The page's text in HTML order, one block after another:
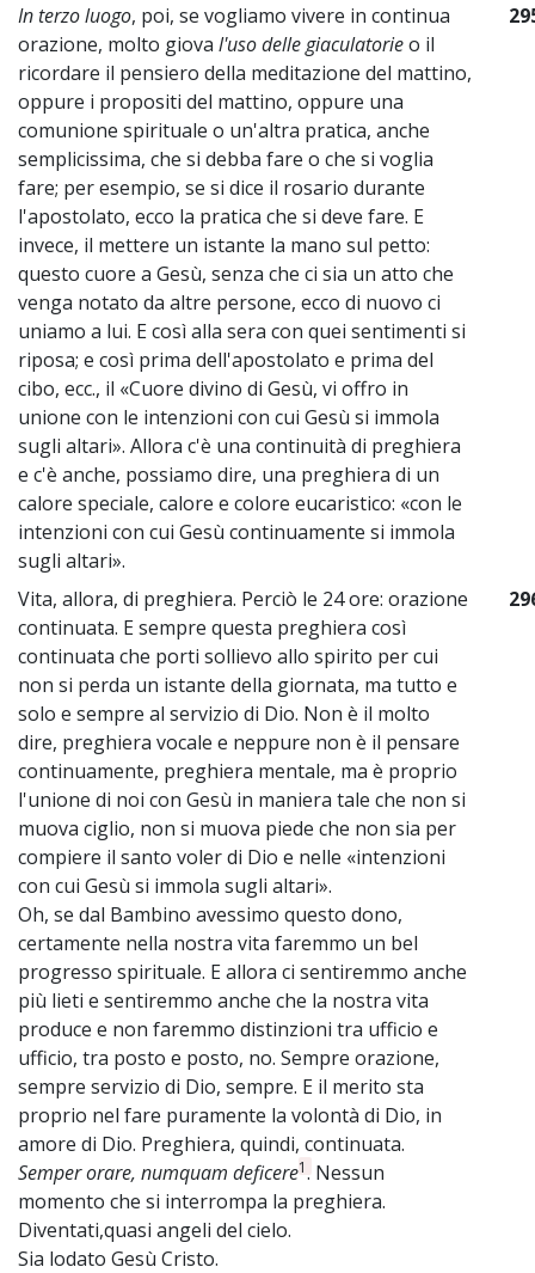
In terzo luogo, poi, se vogliamo vivere in continua
orazione, molto giova l'uso delle giaculatorieo il
ricordare il pensiero della meditazione del mattino,
oppure i propositi del mattino, oppure una
comunione spirituale o un'altra pratica, anche
semplicissima, che si debba fare o che si voglia
fare; per esempio, se si dice il rosario durante
l'apostolato, ecco la pratica che si deve fare. E
invece, il mettere un istante la mano sul petto:
questo cuore a Gesù, senza che ci sia un atto che
venga notato da altre persone, ecco di nuovo ci
uniamo a lui. E così alla sera con quei sentimenti si
riposa; e così prima dell'apostolato e prima del
cibo, ecc., il «Cuore divino di Gesù, vi offro in
unione con le intenzioni con cui Gesù si immola
sugli altari». Allora c'è una continuità di preghiera
e c'è anche, possiamo dire, una preghiera di un
calore speciale, calore e colore eucaristico: «con le
intenzioni con cui Gesù continuamente si immola
sugli altari».
Vita, allora, di preghiera. Perciò le 24 ore: orazione
continuata. E sempre questa preghiera così
continuata che porti sollievo allo spirito per cui
non si perda un istante della giornata, ma tutto e
solo e sempre al servizio di Dio. Non è il molto
dire, preghiera vocale e neppure non è il pensare
continuamente, preghiera mentale, ma è proprio
l'unione di noi con Gesù in maniera tale che non si
muova ciglio, non si muova piede che non sia per
compiere il santo voler di Dio e nelle «intenzioni
con cui Gesù si immola sugli altari».
Oh, se dal Bambino avessimo questo dono,
certamente nella nostra vita faremmo un bel
progresso spirituale. E allora ci sentiremmo anche
più lieti e sentiremmo anche che la nostra vita
produce e non faremmo distinzioni tra ufficio e
ufficio, tra posto e posto, no. Sempre orazione,
sempre servizio di Dio, sempre. E il merito sta
proprio nel fare puramente la volontà di Dio, in
amore di Dio. Preghiera, quindi, continuata.
Semper orare, numquam deficere1. Nessun
momento che si interrompa la preghiera.
Diventati,quasi angeli del cielo.
Sia lodato Gesù Cristo.